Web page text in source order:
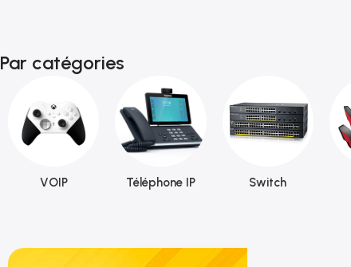
Par catégories
VOIP Téléphone IP Switch